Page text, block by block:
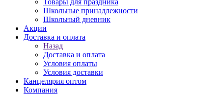
Школьные принадлежности
Школьный дневник
Акции
Доставка и оплата
Назад
Доставка и оплата
Условия оплаты
Условия доставки
Канцелярия оптом
Компания